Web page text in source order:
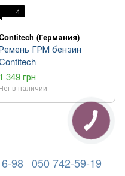
4
(Германия)
ГРМ бензин
1 349 грн
Нет в наличии
98 050 742-59-19